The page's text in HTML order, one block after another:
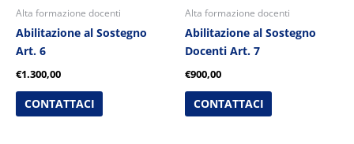
Alta formazione docenti
Abilitazione al Sostegno
Art. 6
€1.300,00
CONTATTACI
Alta formazione docenti
Abilitazione al Sostegno
Docenti Art. 7
€900,00
CONTATTACI